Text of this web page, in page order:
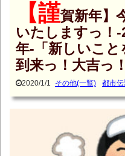
【謹賀新年】
いたしますっ！
年-「新しいこ
到来っ！大吉っ
2020/1/1 その他(一覧) 都市